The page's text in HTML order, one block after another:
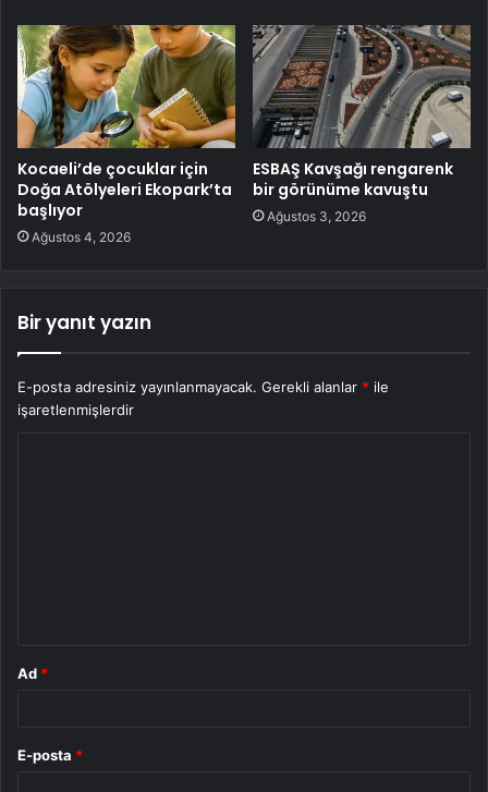
Kocaeli’de çocuklar için
Doğa Atölyeleri Ekopark’ta
başlıyor
Ağustos 4, 2026
ESBAŞ Kavşağı rengarenk
bir görünüme kavuştu
Ağustos 3, 2026
Bir yanıt yazın
E-posta adresiniz yayınlanmayacak. Gerekli alanlar * ile
işaretlenmişlerdir
Ad *
E-posta *